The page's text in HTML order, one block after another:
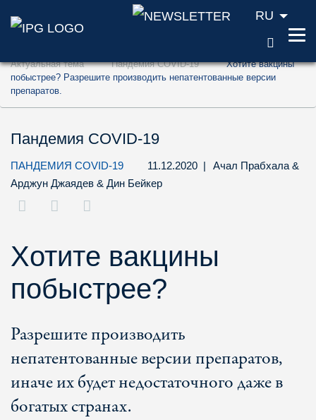
Перейти к содержанию (ключ доступа
Перейти к поиску (ключ доступа '2')
Перейти к навигации (ключ доступа '3')
RU
Актуальная тема Пандемия COVID-19
Хотите вакцины
побыстрее? Разрешите производить непатентованные версии
препаратов.
Пандемия COVID-19
ПАНДЕМИЯ COVID-19 11.12.2020 | Ачал Прабхала &
Арджун Джаядев & Дин Бейкер
Хотите вакцины
побыстрее?
Разрешите производить
непатентованные версии препаратов,
иначе их будет недостаточного даже в
богатых странах.